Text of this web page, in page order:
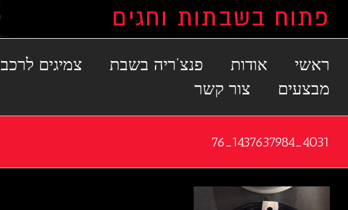
ראשי אודות פנצ'ריה בשבת צמיגים לרכב
מבצעים
צור קשר
4031_1437637984_76